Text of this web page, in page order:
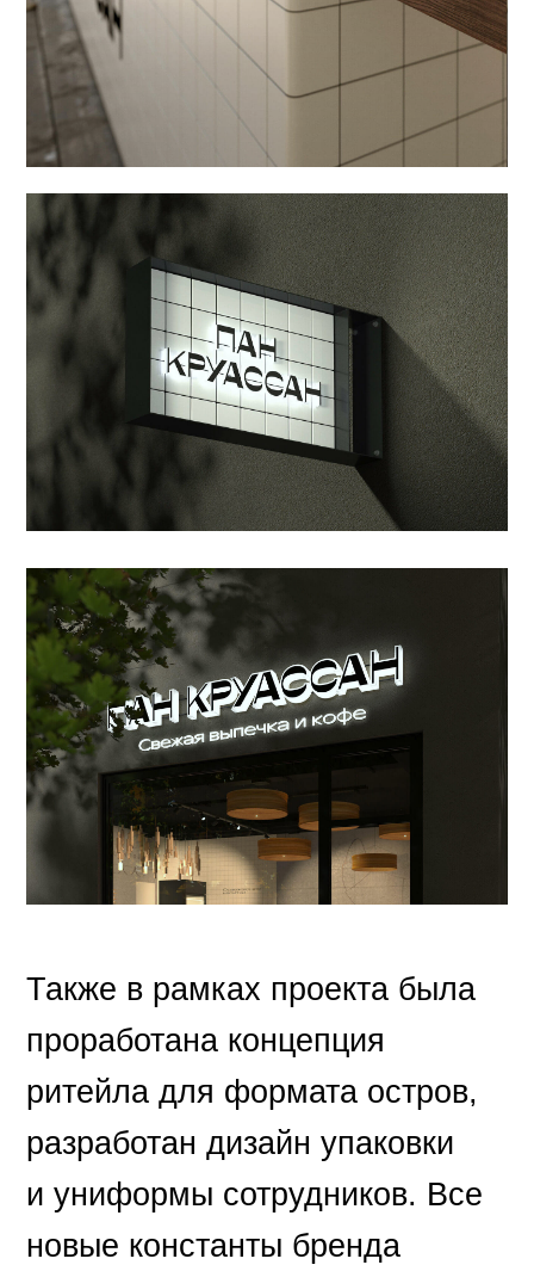
Также в рамках проекта была
проработана концепция
ритейла для формата остров,
разработан дизайн упаковки
и униформы сотрудников. Все
новые константы бренда